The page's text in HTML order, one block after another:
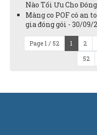
Nào Tối Ưu Cho
Màng co POF có an
gia đóng gói - 30/09/
Page 1 / 52 1 2
52